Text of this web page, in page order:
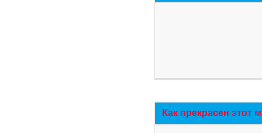
Как прекрасен этот